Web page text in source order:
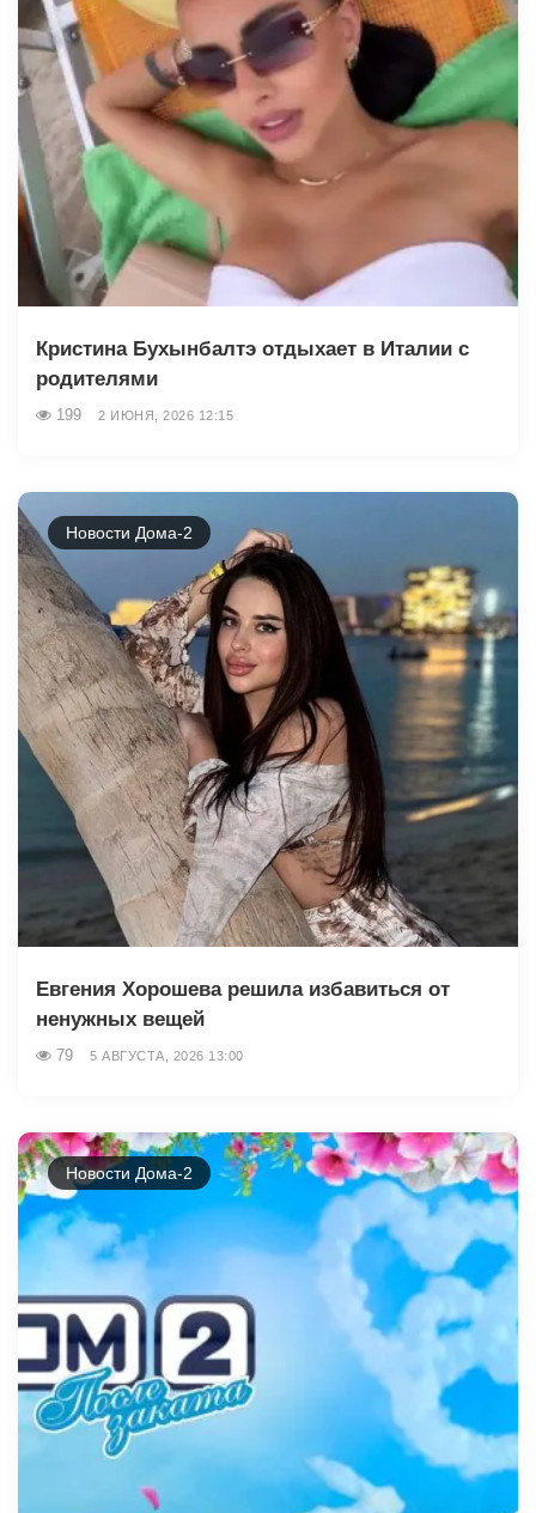
Кристина Бухынбалтэ отдыхает в Италии с
родителями
199 2 ИЮНЯ, 2026 12:15
Новости Дома-2
Евгения Хорошева решила избавиться от
ненужных вещей
79 5 АВГУСТА, 2026 13:00
Новости Дома-2